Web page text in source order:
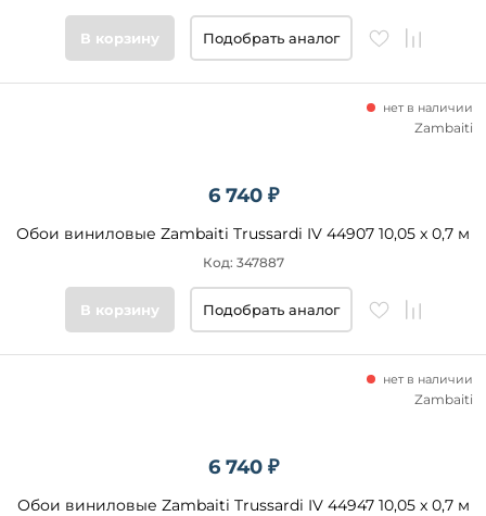
В корзину Подобрать аналог
6 740 ₽
Обои виниловые Zambaiti Trussardi IV 44907 10,05 x 0,7 м
нет в наличии
Код: 347887
Zambaiti
В корзину Подобрать аналог
6 740 ₽
Обои виниловые Zambaiti Trussardi IV 44947 10,05 x 0,7 м
нет в наличии
Zambaiti